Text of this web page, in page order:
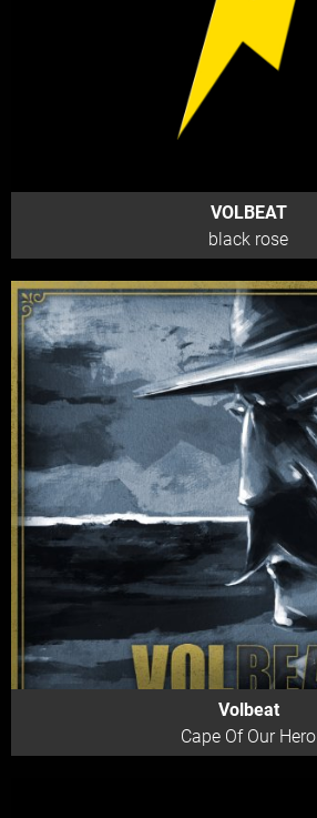
VOLBEAT
black rose
Volbeat
Cape Of Our Hero